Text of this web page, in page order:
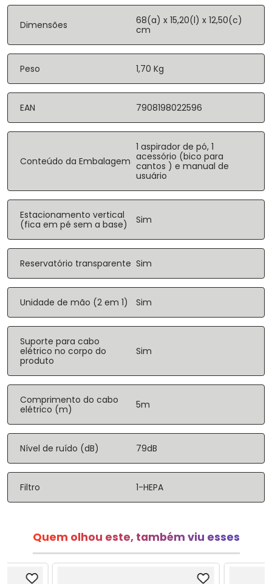
Dimensões
68(a) x 15,20(l) x 12,50(c)
cm
Peso 1,70 Kg
EAN 7908198022596
Conteúdo da Embalagem
1 aspirador de pó, 1
acessório (bico para
cantos ) e manual de
usuário
Estacionamento vertical
(fica em pé sem a base)
Sim
Reservatório transparente Sim
Unidade de mão (2 em 1) Sim
Suporte para cabo
elétrico no corpo do
produto
Sim
Comprimento do cabo
elétrico (m)
5m
Nível de ruído (dB) 79dB
Filtro 1-HEPA
Quem olhou este, também viu esses